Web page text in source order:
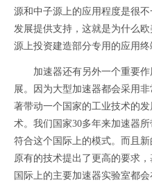
源和中子源上的应用程度是很
发展提供支持，这就是为什么
源上投资建造部分专用的应用终
加速器还有另外一个重要作
展。因为大型加速器都会采用
著带动一个国家的工业技术的
术。我们国家30多年来加速器
符合这个国际上的模式。而且
原有的技术提出了更高的要求
国际上的主要加速器实验室都